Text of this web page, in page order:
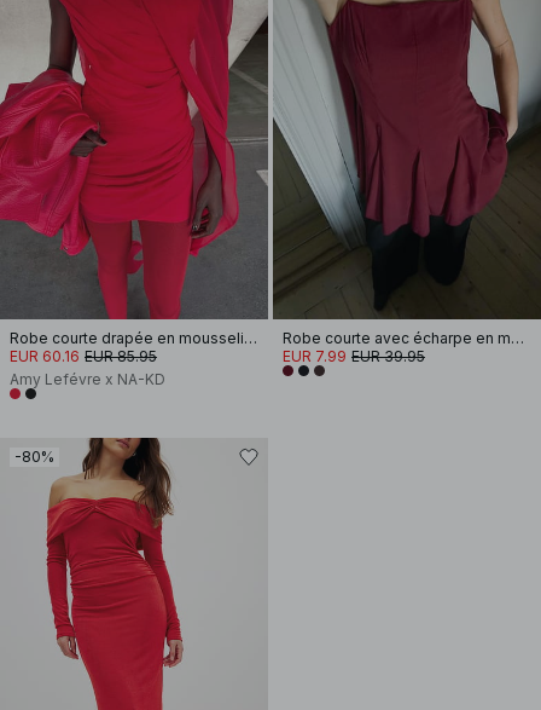
Robe courte drapée en mousseline
EUR 60.16 EUR 85.95
Amy Lefévre x NA-KD
Robe courte avec écharpe en mousseline
EUR 7.99 EUR 39.95
-80%